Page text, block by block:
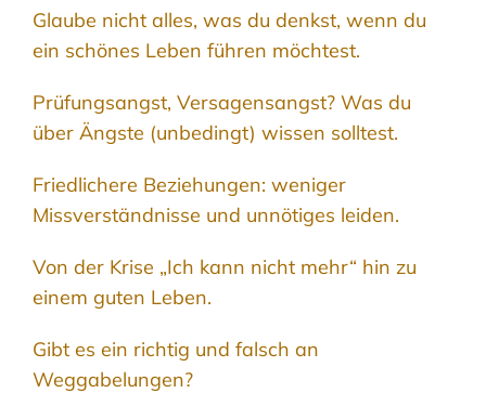
Glaube nicht alles, was du denkst, wenn du
ein schönes Leben führen möchtest.
Prüfungsangst, Versagensangst? Was du
über Ängste (unbedingt) wissen solltest.
Friedlichere Beziehungen: weniger
Missverständnisse und unnötiges leiden.
Von der Krise „Ich kann nicht mehr“ hin zu
einem guten Leben.
Gibt es ein richtig und falsch an
Weggabelungen?